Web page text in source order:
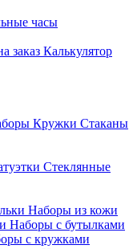
часы
заказ Калькулятор
Кружки Стаканы
Стеклянные
Наборы из кожи
Наборы с бутылками
с кружками